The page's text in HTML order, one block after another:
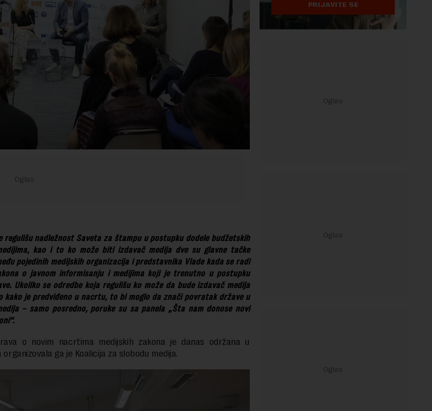
regulišu nadležnost Saveta za štampu u postupku dodele budžetskih
kao i to ko može biti izdavač medija dve su glavne tačke
pojedinih medijskih organizacija i predstavnika Vlade kada se radi
o javnom informisanju i medijima koji je trenutno u postupku
Ukoliko se odredbe koja regulišu ko može da bude izdavač medija
kako je predviđeno u nacrtu, to bi moglo da znači povratak države u
– samo posredno, poruke su sa panela „Šta nam donose novi
o novim nacrtima medijskih zakona je danas održana u
organizovala ga je Koalicija za slobodu medija.
PRIJAVITE SE